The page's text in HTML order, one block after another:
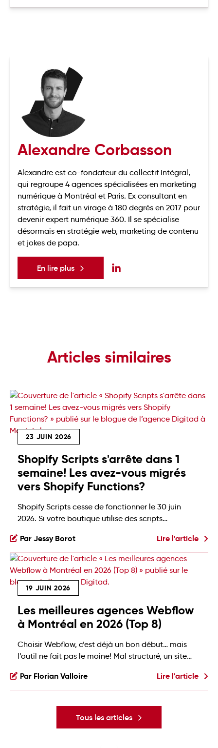
Alexandre Corbasson
Alexandre est co-fondateur du collectif Intégral,
qui regroupe 4 agences spécialisées en marketing
numérique à Montréal et Paris. Ex consultant en
stratégie, il fait un virage à 180 degrés en 2017 pour
devenir expert numérique 360. Il se spécialise
désormais en stratégie web, marketing de contenu
et jokes de papa.
En lire plus
Articles similaires
23 JUIN 2026
Shopify Scripts s'arrête dans 1
semaine! Les avez-vous migrés
vers Shopify Functions?
Shopify Scripts cesse de fonctionner le 30 juin
2026. Si votre boutique utilise des scripts
livraison ou les méthodes de paiement, par
exemple), notre agence Shopify vous rappelle que
vous avez moins d'une semaine pour agir. Voici ce
que ça change, et quoi faire maintenant: Shopify
Scripts, c'est […]
Par Jessy Borot Lire l'article
19 JUIN 2026
Les meilleures agences Webflow
à Montréal en 2026 (Top 8)
Choisir Webflow, c’est déjà un bon début… mais
l’outil ne fait pas le moine! Mal structuré, un site
maintenir. Un site qui performe, se maintient bien
et soutient votre croissance demande donc plus
Mais quelle agence Webflow choisir quand […]
Par Florian Valloire Lire l'article
Tous les articles